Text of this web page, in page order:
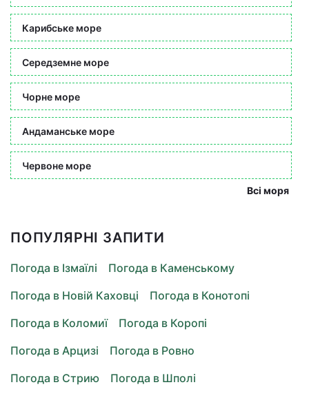
Карибське море
Середземне море
Чорне море
Андаманське море
Червоне море
Всі моря
ПОПУЛЯРНІ ЗАПИТИ
Погода в Ізмаїлі
Погода в Каменському
Погода в Новій Каховці
Погода в Конотопі
Погода в Коломиї
Погода в Коропі
Погода в Арцизі
Погода в Ровно
Погода в Стрию
Погода в Шполі